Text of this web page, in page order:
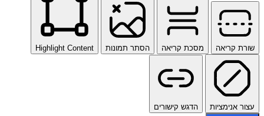
שורת קריאה מסכת קריאה הסתר תמונות Highlight Content
עצור אנימציות
הדגש קישורים